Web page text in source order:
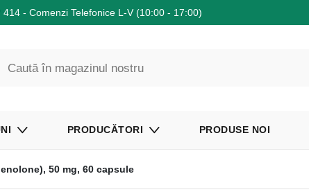
414 - Comenzi Telefonice L-V (10:00 - 17:00)
PRODUCĂTORI PRODUSE NOI
50 mg, 60 capsule